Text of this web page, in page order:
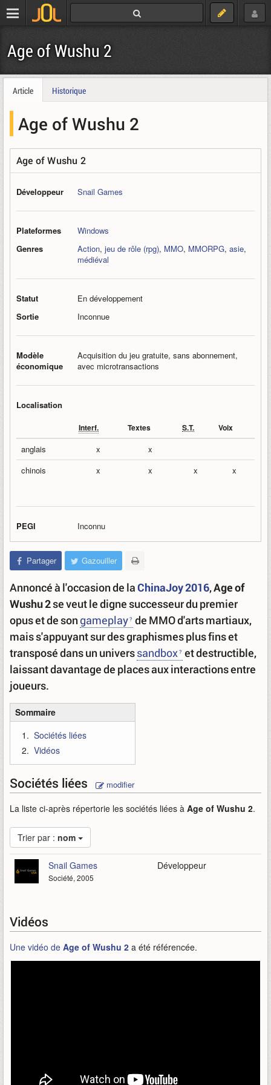
Age of Wushu 2
Article Historique
Age of Wushu 2
Age of Wushu 2
Développeur Snail Games
Plateformes
Windows
Genres
Action, jeu de rôle (rpg), MMO, MMORPG, asie,
médiéval
Statut
En développement
Sortie
Inconnue
Modèle
économique
Acquisition du jeu gratuite, sans abonnement,
avec microtransactions
Localisation
Interf. Textes S.T. Voix
anglais x
x
chinois
x x x x
PEGI Inconnu
Partager Gazouiller
Annoncé à l'occasion de laChinaJoy 2016,Age of
Wushu 2se veut le digne successeur du premier
opus et de son gameplay de MMO d'arts martiaux,
mais s'appuyant sur des graphismes plus fins et
transposé dans un universsandbox et destructible,
laissant davantage de places aux interactions entre
joueurs.
Sommaire
Sociétés liées
Vidéos
Sociétés liées modifier
La liste ci-après répertorie les sociétés liées à Age of Wushu 2.
Trier par : nom
Snail Games
Société, 2005
Développeur
Vidéos
Une vidéo de Age of Wushu 2 a été référencée.